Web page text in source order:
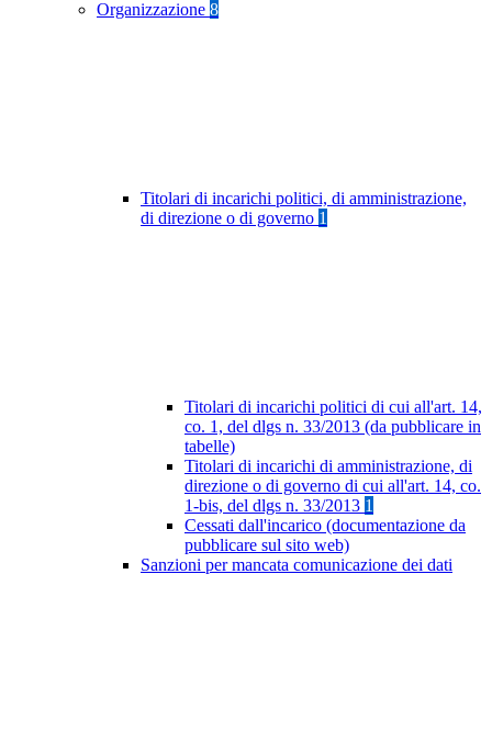
Organizzazione 8
Titolari di incarichi politici, di amministrazione,
di direzione o di governo 1
Titolari di incarichi politici di cui all'art. 14,
co. 1, del dlgs n. 33/2013 (da pubblicare in
tabelle)
Titolari di incarichi di amministrazione, di
direzione o di governo di cui all'art. 14, co.
1-bis, del dlgs n. 33/2013 1
Cessati dall'incarico (documentazione da
pubblicare sul sito web)
Sanzioni per mancata comunicazione dei dati